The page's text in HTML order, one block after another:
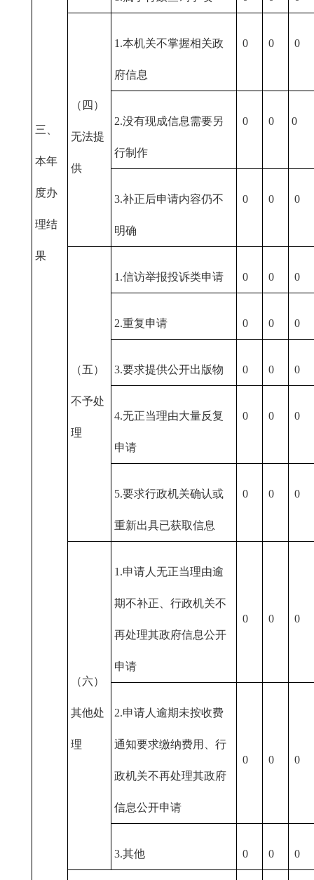
三、
本年
度办
理结
果
（四）
无法提
供
1.本机关不掌握相关政
府信息
0 0 0
2.没有现成信息需要另
行制作
0 0 0
3.补正后申请内容仍不
明确
0 0 0
（五）
不予处
理
1.信访举报投诉类申请 0 0 0
2.重复申请 0 0 0
3.要求提供公开出版物 0 0 0
4.无正当理由大量反复
申请
0 0 0
5.要求行政机关确认或
重新出具已获取信息
0 0 0
（六）
其他处
理
1.申请人无正当理由逾
期不补正、行政机关不
再处理其政府信息公开
申请
0 0 0
2.申请人逾期未按收费
通知要求缴纳费用、行
政机关不再处理其政府
信息公开申请
0 0 0
3.其他 0 0 0